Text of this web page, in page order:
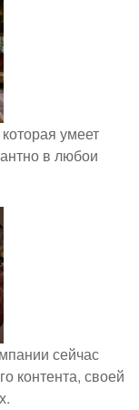
умеет
в любои
сейчас
контента, своей